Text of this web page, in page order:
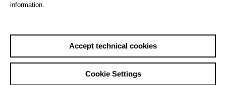
Sat29.8.
information.
Accept technical cookies
Cookie Settings